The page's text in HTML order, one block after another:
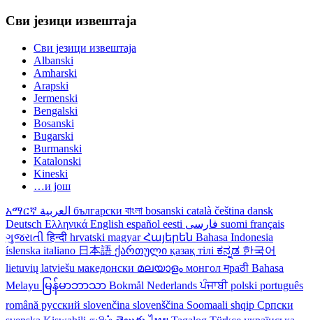
Сви језици извештаја
Сви језици извештаја
Albanski
Amharski
Arapski
Jermenski
Bengalski
Bosanski
Bugarski
Burmanski
Katalonski
Kineski
…и још
አማርኛ български বাংলা bosanski català čeština dansk
Deutsch Ελληνικά English español eesti suomi français
ગુજરાતીहिन्दी hrvatski magyarՀայերեն Bahasa Indonesia
íslenska italiano 日本語 ქართული қазақ тілі ಕನ್ನಡ 한국어
lietuvių latviešu македонски മലയാളം монголमраठी Bahasa
Melayu မြန်မာဘာသာ Bokmål Nederlandsਪੰਜਾਬੀpolski português
română русский slovenčina slovenščina Soomaali shqip Српски